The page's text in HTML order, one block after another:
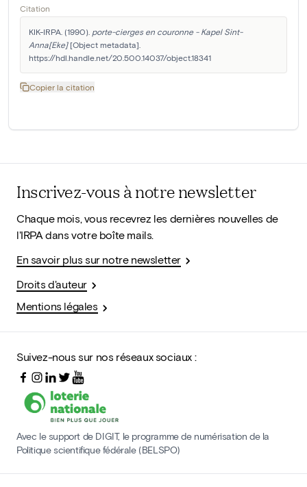
Citation
KIK-IRPA. (1990). porte-cierges en couronne - Kapel Sint-
Anna[Eke] [Object metadata].
https://hdl.handle.net/20.500.14037/object.18341
Copier la citation
Inscrivez-vous à notre newsletter
Chaque mois, vous recevrez les dernières nouvelles de
l'IRPA dans votre boîte mails.
En savoir plus sur notre newsletter
Droits d'auteur
Mentions légales
Suivez-nous sur nos réseaux sociaux :
Avec le support de DIGIT, le programme de numérisation de la
Politique scientifique fédérale (BELSPO)